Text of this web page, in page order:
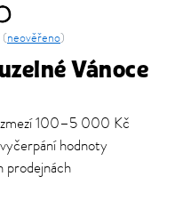
(neověřeno)
Vánoce
100–5 000 Kč
hodnoty
prodejnách